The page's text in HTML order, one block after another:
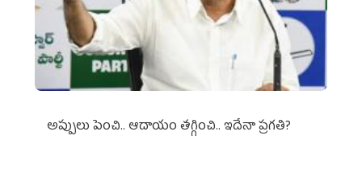
అప్పులు పెంచి.. ఆదాయం తగ్గించి.. ఇదేనా ప్రగతి?